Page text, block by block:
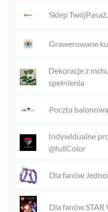
Sklep
Grawerowane
Dekoracje z
spełnienia
Poczta
Indywidualne
@fullColor
Dla fanów
Dla fanów STAR